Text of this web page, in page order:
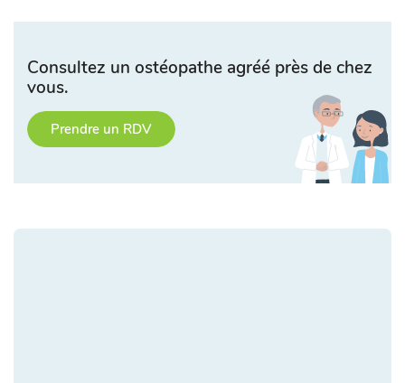
Consultez un ostéopathe agréé près de chez
vous.
Prendre un RDV